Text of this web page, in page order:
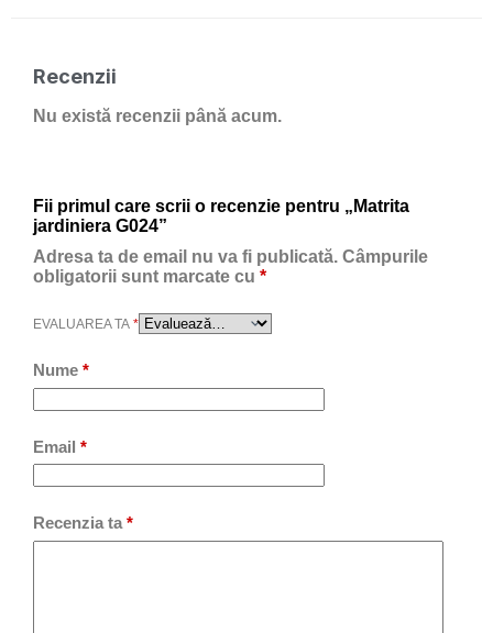
Recenzii
Nu există recenzii până acum.
Fii primul care scrii o recenzie pentru „Matrita
jardiniera G024”
Adresa ta de email nu va fi publicată. Câmpurile
obligatorii sunt marcate cu *
EVALUAREA TA *
Nume *
Email *
Recenzia ta *